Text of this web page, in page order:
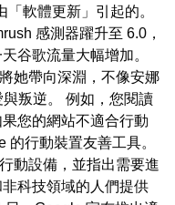
軟體更新」引起的。
感測器躍升至 6.0，
谷歌流量大幅增加。
她帶向深淵，不像安娜
叛逆。 例如，您閱讀
您的網站不適合行動
的行動裝置友善工具。
動設備，並指出需要進
科技領域的人們提供